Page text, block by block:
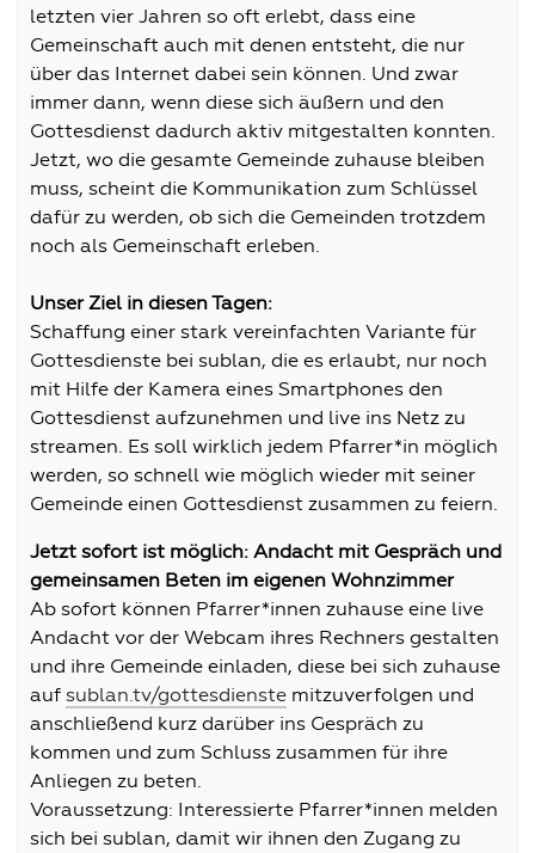
letzten vier Jahren so oft erlebt, dass eine
Gemeinschaft auch mit denen entsteht, die nur
über das Internet dabei sein können. Und zwar
immer dann, wenn diese sich äußern und den
Gottesdienst dadurch aktiv mitgestalten konnten.
Jetzt, wo die gesamte Gemeinde zuhause bleiben
muss, scheint die Kommunikation zum Schlüssel
dafür zu werden, ob sich die Gemeinden trotzdem
noch als Gemeinschaft erleben.
Unser Ziel in diesen Tagen:
Schaffung einer stark vereinfachten Variante für
Gottesdienste bei sublan, die es erlaubt, nur noch
mit Hilfe der Kamera eines Smartphones den
Gottesdienst aufzunehmen und live ins Netz zu
streamen. Es soll wirklich jedem Pfarrer*in möglich
werden, so schnell wie möglich wieder mit seiner
Gemeinde einen Gottesdienst zusammen zu feiern.
Jetzt sofort ist möglich: Andacht mit Gespräch und
gemeinsamen Beten im eigenen Wohnzimmer
Ab sofort können Pfarrer*innen zuhause eine live
Andacht vor der Webcam ihres Rechners gestalten
und ihre Gemeinde einladen, diese bei sich zuhause
auf sublan.tv/gottesdienste mitzuverfolgen und
anschließend kurz darüber ins Gespräch zu
kommen und zum Schluss zusammen für ihre
Anliegen zu beten.
Voraussetzung: Interessierte Pfarrer*innen melden
sich bei sublan, damit wir ihnen den Zugang zu